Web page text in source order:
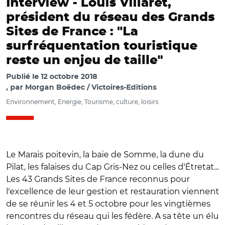
Interview - Louis Villaret,
président du réseau des Grands
Sites de France : "La
surfréquentation touristique
reste un enjeu de taille"
Publié le 12 octobre 2018
par Morgan Boëdec / Victoires-Editions
Environnement, Energie, Tourisme, culture, loisirs
Le Marais poitevin, la baie de Somme, la dune du
Pilat, les falaises du Cap Gris-Nez ou celles d'Étretat...
Les 43 Grands Sites de France reconnus pour
l'excellence de leur gestion et restauration viennent
de se réunir les 4 et 5 octobre pour les vingtièmes
rencontres du réseau qui les fédère. A sa tête un élu